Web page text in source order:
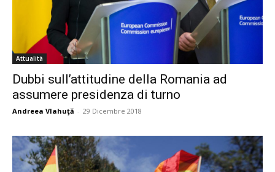
Attualità
Dubbi sull’attitudine della Romania ad
assumere presidenza di turno
Andreea Vlahuţă - 29 Dicembre 2018